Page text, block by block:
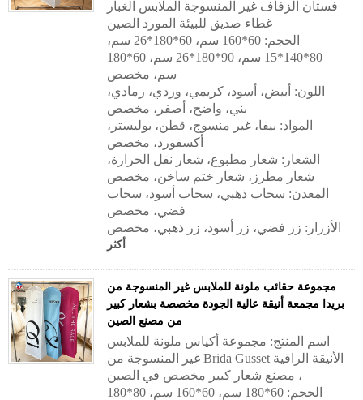
فستان الزفاف غير المنسوجة الملابس الغبار
غطاء صديق للبيئة المورد الصين
الحجم: 60*160 سم، 60*180*26 سم،
80*140*15 سم، 90*180*26 سم، 60*180
سم، مخصص
اللون: أبيض، أسود، كريمي، وردي، رمادي،
بني، واضح، أصفر، مخصص
المواد: بيفا، غير منسوج، قطن، بوليستر،
أكسفورد، مخصص
الشعار: شعار مطبوع، شعار نقل الحرارة،
شعار مطرز، شعار ختم ساخن، مخصص
المعدن: سحاب ذهبي، سحاب أسود، سحاب
فضي، مخصص
الأزرار: زر فضي، زر أسود، زر ذهبي، مخصص
أكثر
مجموعة حقائب ملونة للملابس غير المنسوجة من
بريدا مجمعة أنيقة عالية الجودة مخصصة بشعار كبير
من مصنع الصين
اسم المنتج: مجموعة أكياس ملونة للملابس
غير المنسوجة من Brida Gusset الأنيقة الراقية
، مصنع شعار كبير مخصص في الصين
الحجم: 60*180 سم، 60*160 سم، 80*180